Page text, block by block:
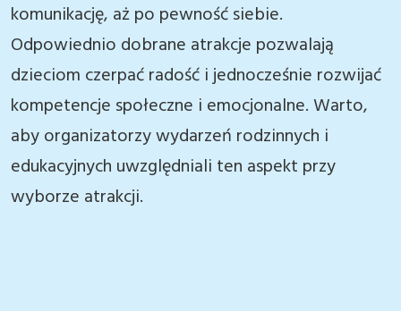
komunikację, aż po pewność siebie.
Odpowiednio dobrane atrakcje pozwalają
dzieciom czerpać radość i jednocześnie rozwijać
kompetencje społeczne i emocjonalne. Warto,
aby organizatorzy wydarzeń rodzinnych i
edukacyjnych uwzględniali ten aspekt przy
wyborze atrakcji.